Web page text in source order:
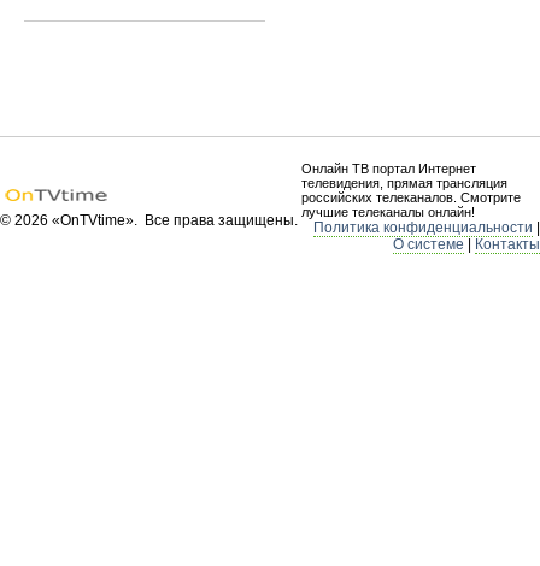
© 2026 «OnTVtime». Все права защищены.
Онлайн ТВ портал Интернет
телевидения, прямая трансляция
российских телеканалов. Смотрите
лучшие телеканалы онлайн!
Политика конфиденциальности
О системе
Контакты